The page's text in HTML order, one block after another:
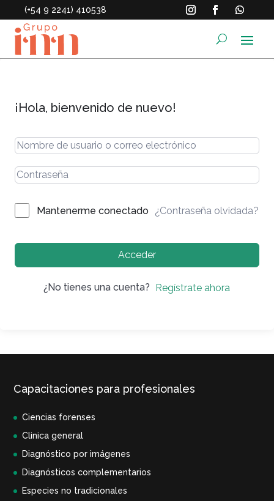
(+54 9 2241) 410538
¡Hola, bienvenido de nuevo!
Mantenerme conectado ¿Contraseña olvidada?
Acceder
¿No tienes una cuenta? Regístrate ahora
Capacitaciones para profesionales
Ciencias forenses
Clinica general
Diagnóstico por imágenes
Diagnósticos complementarios
Especies no tradicionales